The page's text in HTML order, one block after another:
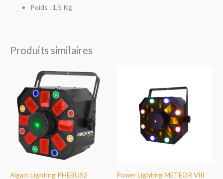
Poids : 1,5 Kg
Produits similaires
Algam Lighting PHEBUS2
Power Lighting METEOR VIII